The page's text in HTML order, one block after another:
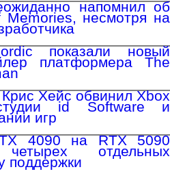
напомнил об
несмотря на
показали новый
платформера The
Хейс обвинил Xbox
id Software и
игр
4090 на RTX 5090
отдельных
поддержки